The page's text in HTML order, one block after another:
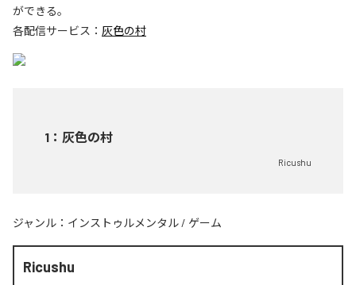
ができる。
各配信サービス： 灰色の村
1 ： 灰色の村
Ricushu
ジャンル： インストゥルメンタル / ゲーム
Ricushu